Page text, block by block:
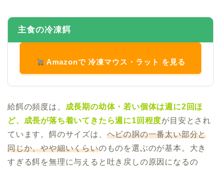
主食の冷凍餌
Amazonで 冷凍マウス・ラット を見る
給餌の頻度は、 成長期の幼体・若い個体は週に2回ほ
ど、成長が落ち着いてきたら週に1回程度が目安とされ
ています。餌のサイズは、 ヘビの胴の一番太い部分と
同じか、やや細いくらいのものを選ぶのが基本。大き
すぎる餌を無理に与えると吐き戻しの原因になるの